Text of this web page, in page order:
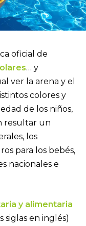
oficial de
… y
ver la arena y el
colores y
de los niños,
resultar un
los
para los bebés,
nacionales e
y alimentaria
siglas en inglés)